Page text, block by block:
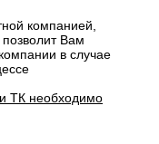
компанией,
Вам
в случае
ТК необходимо